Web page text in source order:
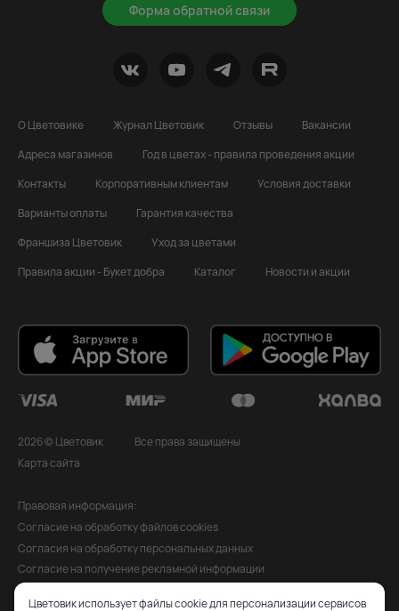
Форма обратной связи
О Цветовике Журнал Цветовик Отзывы
Вакансии
Адреса магазинов
Год в цветах - правила проведения акции
Контакты
Корпоративным клиентам
Условия доставки
Варианты оплаты
Гарантия качества
Франшиза Цветовик
Уход за цветами
Правила акции - Букет добра
Каталог Новости и акции
2026 © Цветовик
Все права защищены
Карта сайта
Правовая информация:
Согласие на обработку файлов cookies
Согласия на обработку персональных данных
Согласие на получение рекламной информации
Политика обработки персональных данных
Цветовик использует файлы cookie для персонализации сервисов